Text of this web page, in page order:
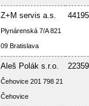
Z+M servis a.s.
Plynárenská 7/A 821
09 Bratislava
Aleš Polák s.r.o.
Čehovice 201 798 21
Čehovice